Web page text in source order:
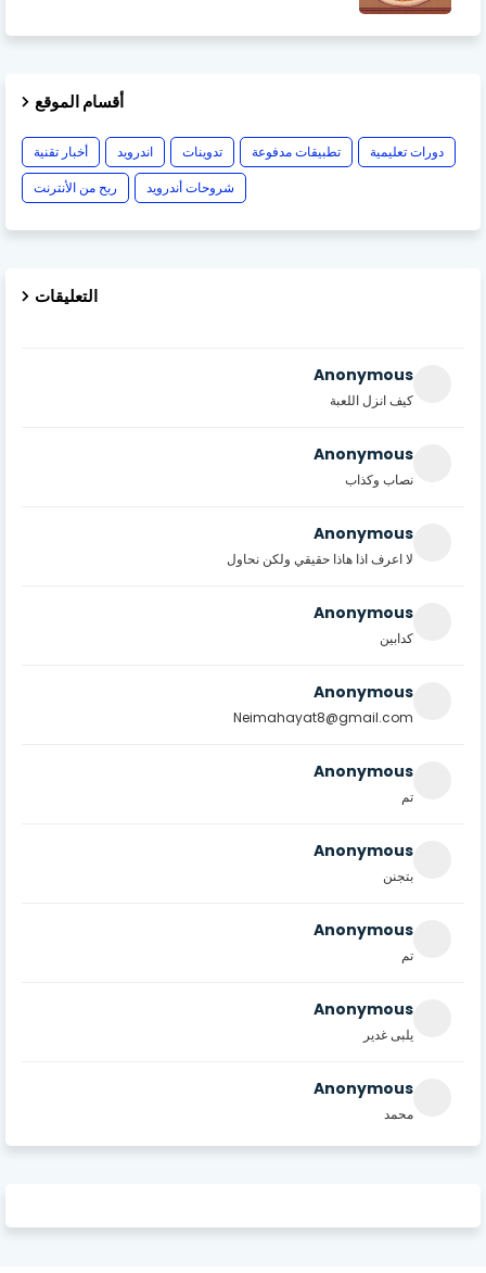
أقسام الموقع
أخبار تقنية اندرويد تدوينات تطبيقات مدفوعة
دورات تعليمية
ربح من الأنترنت
شروحات أندرويد
التعليقات
Anonymous
كيف انزل اللعبة
Anonymous
نصاب وكذاب
Anonymous
لا اعرف اذا هاذا حقيقي ولكن نحاول
Anonymous
كدابين
Anonymous
Neimahayat8@gmail.com
Anonymous
تم
Anonymous
بتجنن
Anonymous
تم
Anonymous
يلبى غدير
Anonymous
محمد